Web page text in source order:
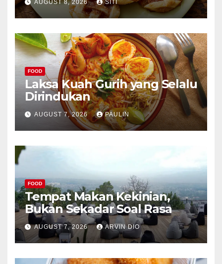
AUGUST 8, 2026 SITI
FOOD
Laksa Kuah Gurih yang Selalu
Dirindukan
AUGUST 7, 2026 PAULIN
FOOD
Tempat Makan Kekinian,
Bukan Sekadar Soal Rasa
AUGUST 7, 2026 ARVIN DIO